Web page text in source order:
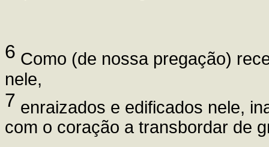
6 Como (de nossa pregação)
nele,
7 enraizados e edificados nele,
com o coração a transbordar de